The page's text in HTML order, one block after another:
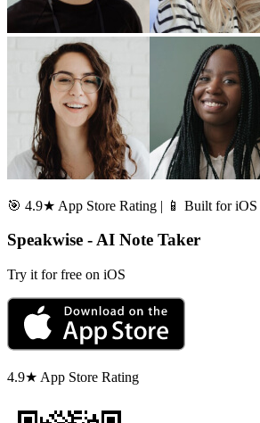
🎯 4.9★ App Store Rating | 📱 Built for iOS
Speakwise - AI Note Taker
Try it for free on iOS
4.9★ App Store Rating